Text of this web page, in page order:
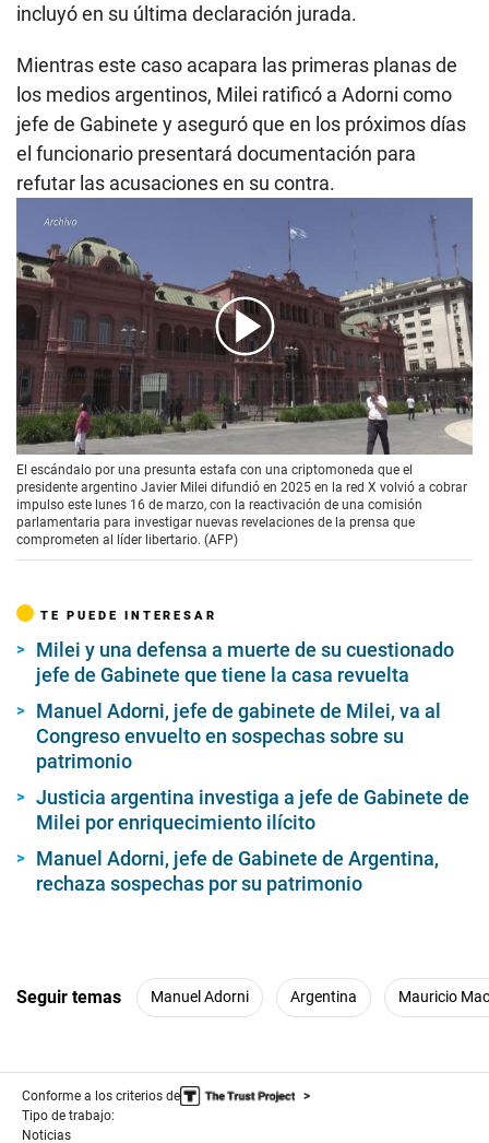
incluyó en su última declaración jurada.
Mientras este caso acapara las primeras planas de
los medios argentinos, Milei ratificó a Adorni como
jefe de Gabinete y aseguró que en los próximos días
el funcionario presentará documentación para
refutar las acusaciones en su contra.
00:00/02:07
El escándalo por una presunta estafa con una criptomoneda que el
presidente argentino Javier Milei difundió en 2025 en la red X volvió a cobrar
impulso este lunes 16 de marzo, con la reactivación de una comisión
parlamentaria para investigar nuevas revelaciones de la prensa que
comprometen al líder libertario. (AFP)
TE PUEDE INTERESAR
Milei y una defensa a muerte de su cuestionado
jefe de Gabinete que tiene la casa revuelta
Manuel Adorni, jefe de gabinete de Milei, va al
Congreso envuelto en sospechas sobre su
patrimonio
Justicia argentina investiga a jefe de Gabinete de
Milei por enriquecimiento ilícito
Manuel Adorni, jefe de Gabinete de Argentina,
rechaza sospechas por su patrimonio
Seguir temas Manuel Adorni Argentina Mauricio
Conforme a los criterios de
Tipo de trabajo:
Noticias